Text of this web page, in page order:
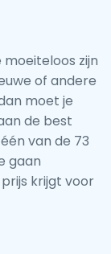
zijn
of andere
moet je
de best
van de 73
gaan
krijgt voor